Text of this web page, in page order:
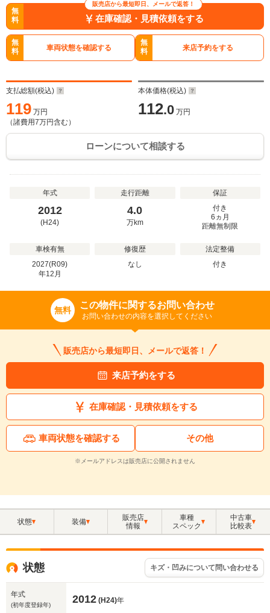
販売店から最短即日、メールで返答！
無
料
在庫確認・見積依頼をする
無
料
車両状態を確認する
無
料
来店予約をする
支払総額(税込)
119 万円
（諸費用7万円含む）
本体価格(税込)
112.0 万円
ローンについて相談する
年式
2012
(H24)
走行距離
4.0
万km
保証
付き
6ヵ月
距離無制限
車検有無
2027(R09)
年12 月
修復歴
なし
法定整備
付き
無料 この物件に関するお問い合わせ
お問い合わせの内容を選択してください
販売店から最短即日、メールで返答！
来店予約をする
在庫確認・見積依頼をする
車両状態を確認する その他
※メールアドレスは販売店に公開されません
状態 装備
販売店
情報
車種
スペック
中古車
比較表
状態 キズ・凹みについて問い合わせる
年式
(初年度登録年) 2012 (H24)年